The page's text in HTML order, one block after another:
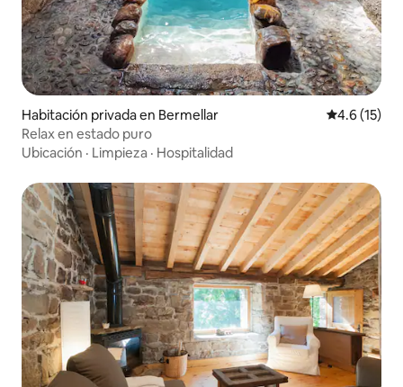
Habitación privada en Bermellar Calificación
4.6 (15)
Relax en estado puro
Ubicación · Limpieza · Hospitalidad